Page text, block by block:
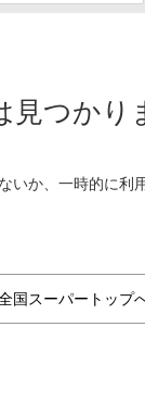
つかり
いか、一時的に利
国スーパートップ